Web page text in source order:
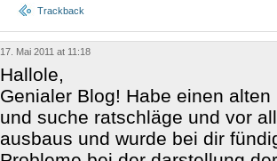
Trackback
17. Mai 2011 at 11:18
Hallole,
Genialer Blog! Habe einen
und suche ratschläge und vor
ausbaus und wurde bei dir